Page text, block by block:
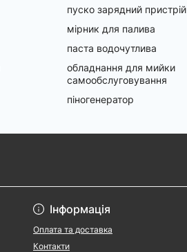
пуско зарядний пристрій
мірник для палива
паста водочутлива
обладнання для мийки
самообслуговування
піногенератор
Інформація
Оплата та доставка
Контакти